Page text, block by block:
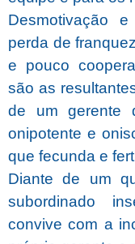
Desmotivação e
perda de
e pouco
são as
de um gerente
onipotente e
que fecunda e
Diante de um
subordinado
convive com a